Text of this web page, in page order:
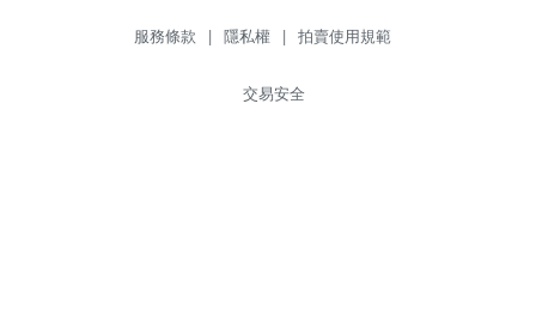
服務條款 | 隱私權 | 拍賣使用規範
交易安全